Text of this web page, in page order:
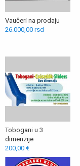
Vaučeri na prodaju
26.000,00 rsd
Tobogani u 3
dimenzije
200,00 €